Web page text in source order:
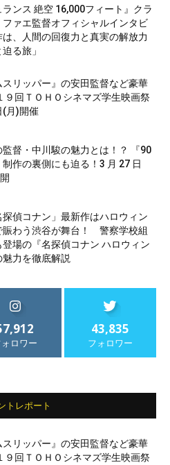
ランス 絶空 16,000フィート』クラ
ファエ監督オフィシャルインタビ
は、人間の回復力と真実の解放力
る旅」
スリッパー』の安田監督など豪華
９回ＴＯＨＯシネマズ学生映画祭
(月)開催
監督・中川駿の魅力とは！？ 『90
制作の裏側にも迫る！3 月 27 日
探偵コナン」最新作はハロウィン
賑わう渋谷が舞台！ 警察学校組
登場の『名探偵コナン ハロウィン
力を徹底解説
ロワー
43,835
フォロワー
トレポート
スリッパー』の安田監督など豪華
９回ＴＯＨＯシネマズ学生映画祭